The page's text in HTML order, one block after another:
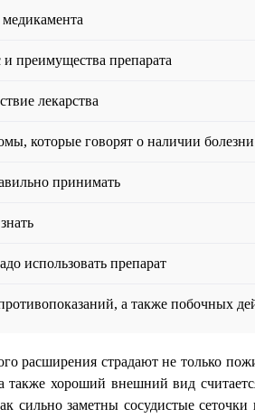
преимущества препарата
лекарства
которые говорят о наличии болезни
принимать
использовать препарат
а также побочных
расширения страдают не только
также хороший внешний вид
сильно заметны сосудистые